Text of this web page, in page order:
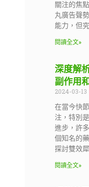
關注的焦
丸廣告聲
能力，但
閱讀全文»
深度解
副作用
2024-03-13
在當今快
注，特別
進步，許
個知名的
探討雙效
閱讀全文»